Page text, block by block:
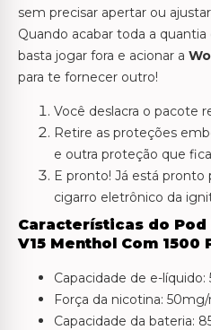
sem precisar apertar ou
Quando acabar toda a
basta jogar fora e acionar a
para te fornecer outro!
Você deslacra o pacote
Retire as proteções
e outra proteção que
E pronto! Já está pronto
cigarro eletrônico da
Características do
V15 Menthol Com 1500
Capacidade de e-líquido:
Força da nicotina: 50mg/
Capacidade da bateria: